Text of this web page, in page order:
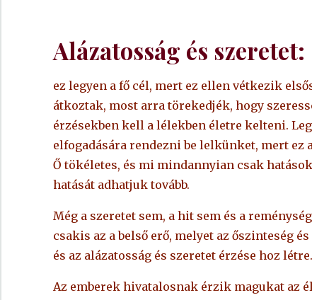
Alázatosság és szeretet:
ez legyen a fő cél, mert ez ellen vétkezik
átkoztak, most arra törekedjék, hogy
érzésekben kell a lélekben életre kelteni.
elfogadására rendezni be lelkünket, mert ez
Ő tökéletes, és mi mindannyian csak
hatását adhatjuk tovább.
Még a szeretet sem, a hit sem és a
csakis az a belső erő, melyet az őszinteség
és az alázatosság és szeretet érzése hoz
Az emberek hivatalosnak érzik magukat az